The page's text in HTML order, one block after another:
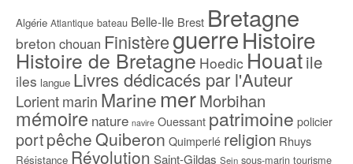
Algérie Atlantique bateau Belle-Ile Brest Bretagne
breton chouan FinistèreguerreHistoire
Histoire de Bretagne Hoedic Houatile
iles langue Livres dédicacés par l'Auteur
Lorientmarin Marine merMorbihan
mémoire nature navire Ouessant patrimoine policier
portpêcheQuiberon Quimperlé religion Rhuys
Résistance Révolution Saint-Gildas Sein sous-marin tourisme